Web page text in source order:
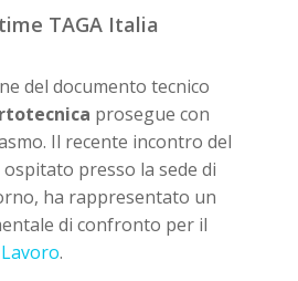
TAGA Italia
del documento tecnico
prosegue con
Il recente incontro del
ospitato presso la sede di
ha rappresentato un
di confronto per il
.